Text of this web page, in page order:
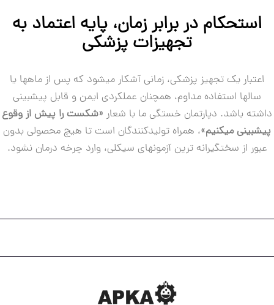
استحکام در برابر زمان، پایه اعتماد به
تجهیزات پزشکی
اعتبار یک تجهیز پزشکی، زمانی آشکار میشود که پس از ماهها یا
سالها استفاده مداوم، همچنان عملکردی ایمن و قابل پیشبینی
باشد. دپارتمان خستگی ما با شعار«شکست را پیش از وقوع
میکنیم»، همراه تولیدکنندگان است تا هیچ محصولی بدون
از سختگیرانه ترین آزمونهای سیکلی، وارد چرخه درمان نشود.